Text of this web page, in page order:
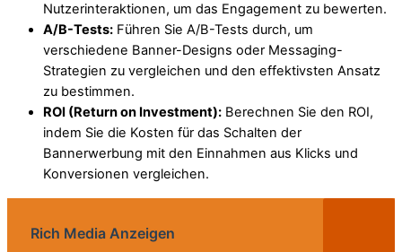
Nutzerinteraktionen, um das Engagement zu bewerten.
A/B-Tests: Führen Sie A/B-Tests durch, um
verschiedene Banner-Designs oder Messaging-
Strategien zu vergleichen und den effektivsten Ansatz
zu bestimmen.
ROI (Return on Investment): Berechnen Sie den ROI,
indem Sie die Kosten für das Schalten der
Bannerwerbung mit den Einnahmen aus Klicks und
Konversionen vergleichen.
Rich Media Anzeigen